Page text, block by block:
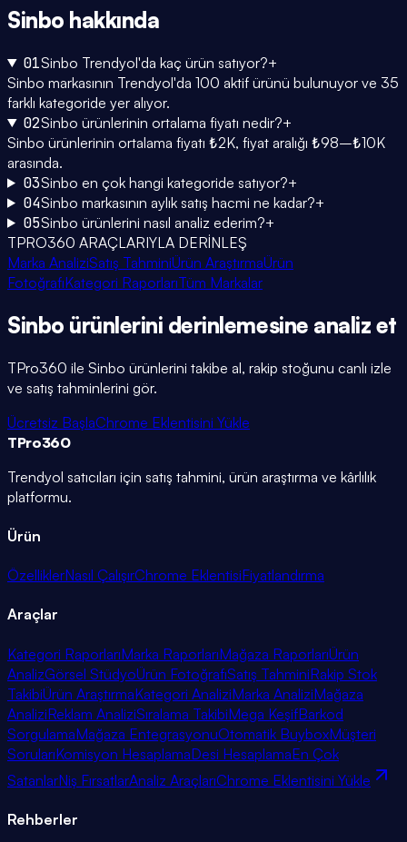
Sinbo hakkında
01Sinbo Trendyol'da kaç ürün satıyor?+
Sinbo markasının Trendyol'da 100 aktif ürünü bulunuyor ve 35
farklı kategoride yer alıyor.
02Sinbo ürünlerinin ortalama fiyatı nedir?+
Sinbo ürünlerinin ortalama fiyatı ₺2K, fiyat aralığı ₺98–₺10K
arasında.
03Sinbo en çok hangi kategoride satıyor?+
04Sinbo markasının aylık satış hacmi ne kadar?+
05Sinbo ürünlerini nasıl analiz ederim?+
TPRO360 ARAÇLARIYLA DERİNLEŞ
Marka AnaliziSatış TahminiÜrün AraştırmaÜrün
FotoğrafıKategori RaporlarıTüm Markalar
Sinbo ürünlerini derinlemesine analiz et
TPro360 ile Sinbo ürünlerini takibe al, rakip stoğunu canlı izle
ve satış tahminlerini gör.
Ücretsiz BaşlaChrome Eklentisini Yükle
TPro360
Trendyol satıcıları için satış tahmini, ürün araştırma ve kârlılık
platformu.
Ürün
ÖzelliklerNasıl ÇalışırChrome EklentisiFiyatlandırma
Araçlar
Kategori RaporlarıMarka RaporlarıMağaza RaporlarıÜrün
AnalizGörsel StüdyoÜrün FotoğrafıSatış TahminiRakip Stok
TakibiÜrün AraştırmaKategori AnaliziMarka AnaliziMağaza
AnaliziReklam AnaliziSıralama TakibiMega KeşifBarkod
SorgulamaMağaza EntegrasyonuOtomatik BuyboxMüşteri
SorularıKomisyon HesaplamaDesi HesaplamaEn Çok
SatanlarNiş FırsatlarAnaliz AraçlarıChrome Eklentisini Yükle
Rehberler